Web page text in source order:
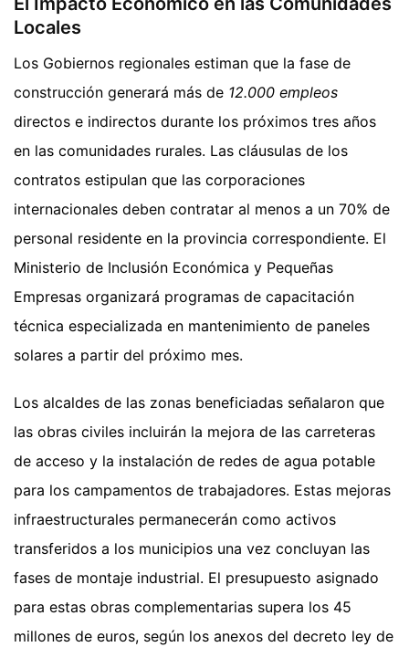
Locales
Los Gobiernos regionales estiman que la fase de
construcción generará más de 12.000 empleos
directos e indirectos durante los próximos tres años
en las comunidades rurales. Las cláusulas de los
contratos estipulan que las corporaciones
internacionales deben contratar al menos a un 70% de
personal residente en la provincia correspondiente. El
Ministerio de Inclusión Económica y Pequeñas
Empresas organizará programas de capacitación
técnica especializada en mantenimiento de paneles
solares a partir del próximo mes.
Los alcaldes de las zonas beneficiadas señalaron que
las obras civiles incluirán la mejora de las carreteras
de acceso y la instalación de redes de agua potable
para los campamentos de trabajadores. Estas mejoras
infraestructurales permanecerán como activos
transferidos a los municipios una vez concluyan las
fases de montaje industrial. El presupuesto asignado
para estas obras complementarias supera los 45
millones de euros, según los anexos del decreto ley de